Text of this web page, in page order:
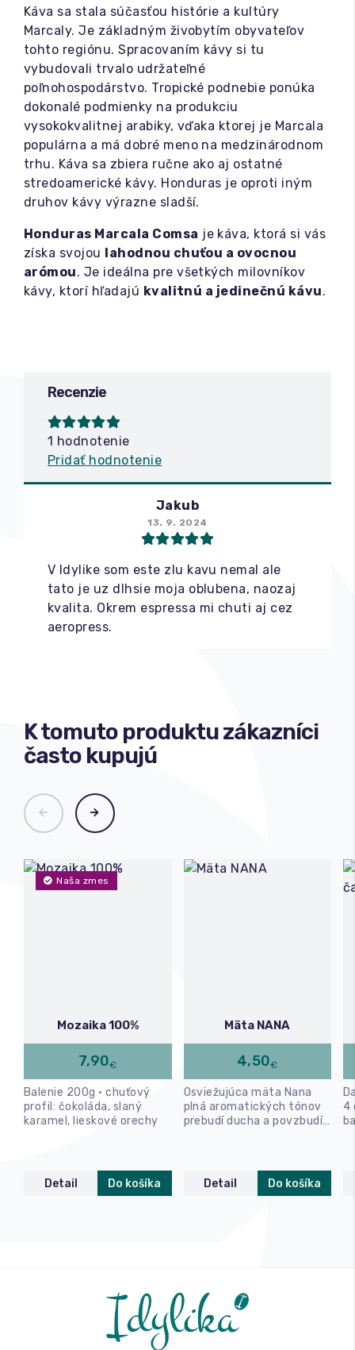
Káva sa stala súčasťou histórie a kultúry
Marcaly. Je základným živobytím obyvateľov
tohto regiónu. Spracovaním kávy si tu
vybudovali trvalo udržateľné
poľnohospodárstvo. Tropické podnebie ponúka
dokonalé podmienky na produkciu
vysokokvalitnej arabiky, vďaka ktorej je Marcala
populárna a má dobré meno na medzinárodnom
trhu. Káva sa zbiera ručne ako aj ostatné
stredoamerické kávy. Honduras je oproti iným
druhov kávy výrazne sladší.
Honduras Marcala Comsa je káva, ktorá si vás
získa svojou lahodnou chuťou a ovocnou
arómou. Je ideálna pre všetkých milovníkov
kávy, ktorí hľadajú kvalitnú a jedinečnú kávu.
Recenzie
1 hodnotenie
Pridať hodnotenie
Jakub
13. 9. 2024
V Idylike som este zlu kavu nemal ale
tato je uz dlhsie moja oblubena, naozaj
kvalita. Okrem espressa mi chuti aj cez
aeropress.
K tomuto produktu zákazníci
často kupujú
Naša zmes
Mozaika 100%
7,90€
Balenie 200g • chuťový
profil: čokoláda, slaný
karamel, lieskové orechy
Detail Do košíka
Mäta NANA
4,50€
Osviežujúca mäta Nana
plná aromatických tónov
prebudí ducha a povzbudí
Detail Do košíka
4